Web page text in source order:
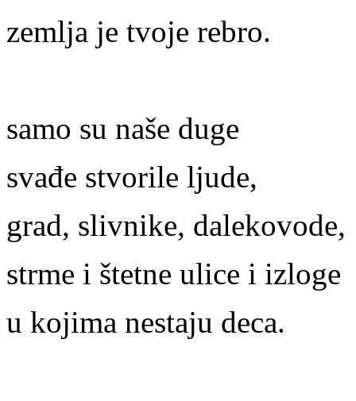
zemlja je tvoje rebro.
samo su naše duge
svađe stvorile ljude,
grad, slivnike, dalekovode,
strme i štetne ulice i izloge
u kojima nestaju deca.